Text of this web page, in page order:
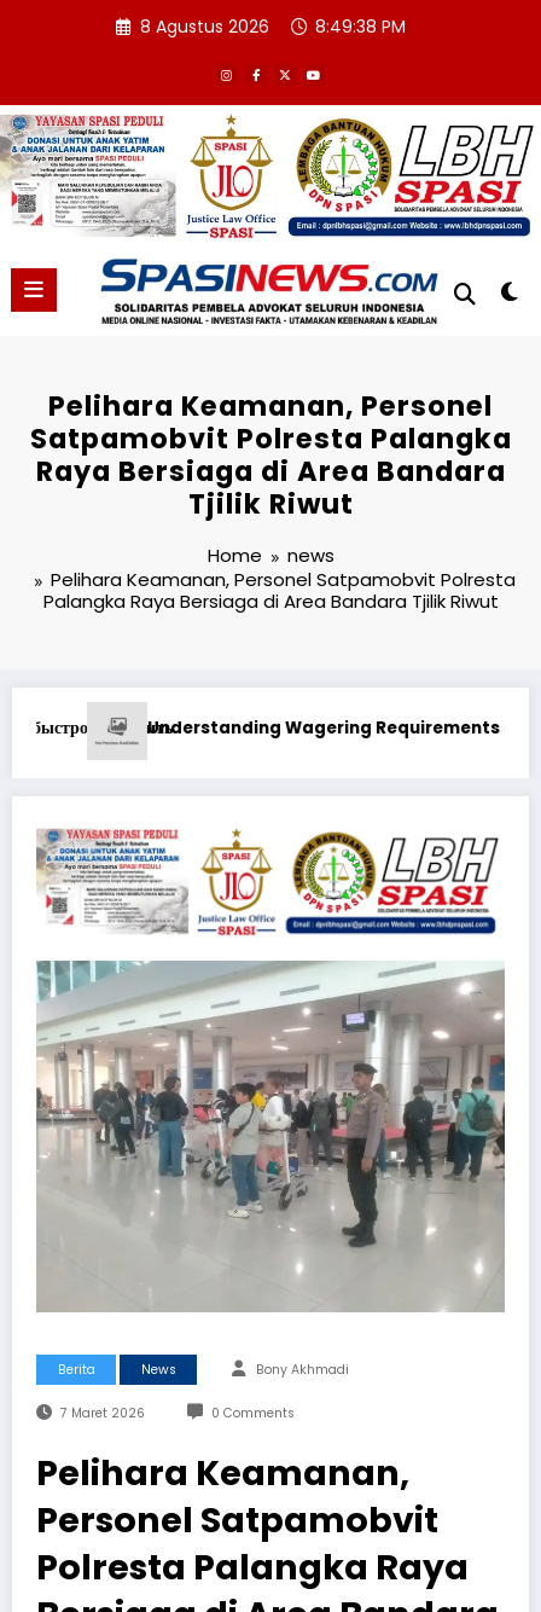
8 Agustus 2026 8:49:38 PM
Pelihara Keamanan, Personel
Satpamobvit Polresta Palangka
Raya Bersiaga di Area Bandara
Tjilik Riwut
Home
news
Pelihara Keamanan, Personel Satpamobvit Polresta
Palangka Raya Bersiaga di Area Bandara Tjilik Riwut
Requirements at Best Online Casino in Canada Real
1xbet Бонусные
Berita News Bony Akhmadi
7 Maret 2026 0 Comments
Pelihara Keamanan,
Personel Satpamobvit
Polresta Palangka Raya